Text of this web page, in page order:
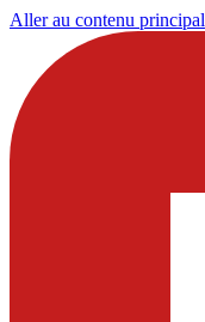
Aller au contenu principal